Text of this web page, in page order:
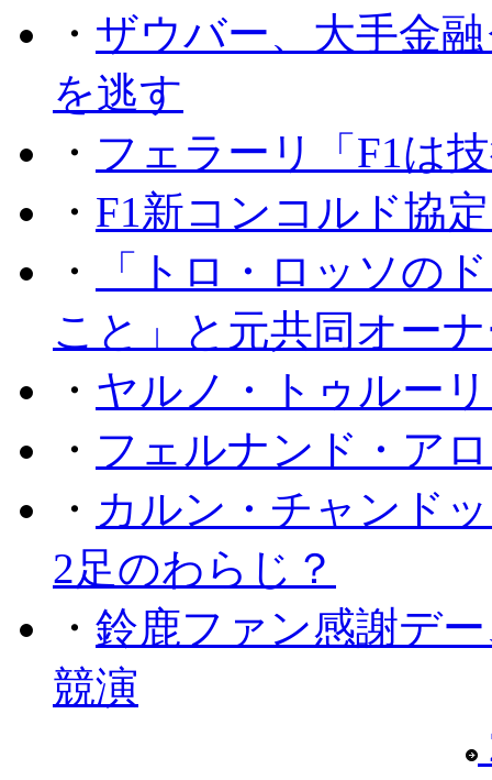
・ ザウバー、大手金
を逃す
・ フェラーリ「F1は
・ F1新コンコルド協
・
「トロ・ロッソの
こと」と元共同オー
・ ヤルノ・トゥルー
・ フェルナンド・ア
・ カルン・チャンド
2足のわらじ？
・ 鈴鹿ファン感謝デ
競演